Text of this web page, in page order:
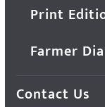
Print
Farmer
Contact Us